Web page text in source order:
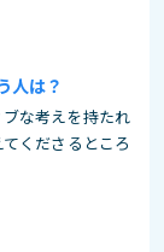
人は？
な考えを持たれ
くださるところ